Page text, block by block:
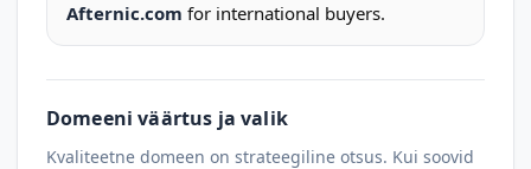
Afternic.com for international buyers.
Domeeni väärtus ja valik
Kvaliteetne domeen on strateegiline otsus. Kui soovid